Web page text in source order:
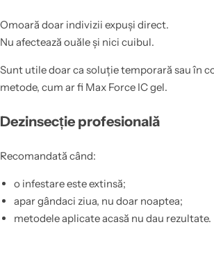
Omoară doar indivizii expuși direct.
Nu afectează ouăle și nici cuibul.
Sunt utile doar ca soluție temporară sau în
metode, cum ar fi Max Force IC gel.
Dezinsecție profesională
Recomandată când:
o infestare este extinsă;
apar gândaci ziua, nu doar noaptea;
metodele aplicate acasă nu dau rezultate.